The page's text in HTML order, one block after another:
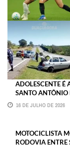
ADOLESCENTE É
SANTO ANTÔNIO
16 DE JULHO DE 2026
MOTOCICLISTA
RODOVIA ENTRE